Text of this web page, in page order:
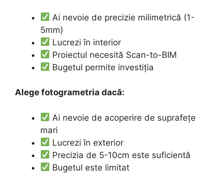
Ai nevoie de precizie milimetrică (1-
5mm)
Lucrezi în interior
Proiectul necesită Scan-to-BIM
Bugetul permite investiția
Alege fotogrametria dacă:
Ai nevoie de acoperire de suprafețe
mari
Lucrezi în exterior
Precizia de 5-10cm este suficientă
Bugetul este limitat